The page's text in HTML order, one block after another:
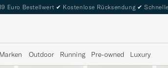
Euro Bestellwert ✔ Kostenlose Rücksendung ✔
Marken Outdoor Running Pre-owned Luxury